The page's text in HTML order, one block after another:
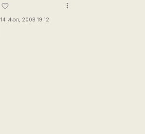
favorite_border
14 Июл, 2008 19:12
more_vert